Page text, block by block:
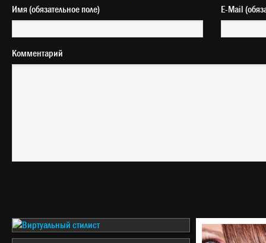
Имя (обязательное поле) E-Mail
Комментарий